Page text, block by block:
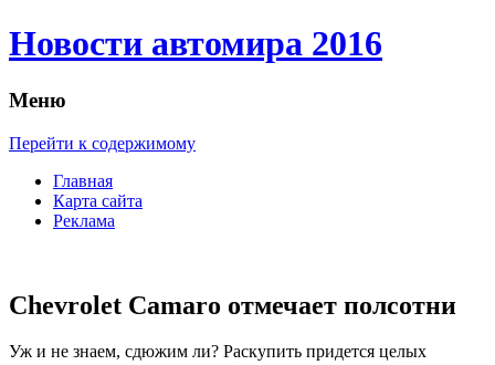
Новости автомира 2016
Меню
Перейти к содержимому
Главная
Карта сайта
Реклама
Chevrolet Camaro отмечает полсотни
Уж и нe знаем, сдюжим ли? Раскупить придется целых